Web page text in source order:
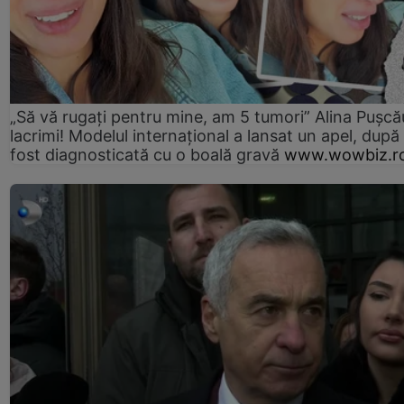
„Să vă rugați pentru mine, am 5 tumori” Alina
lacrimi! Modelul internațional a lansat un apel, după
fost diagnosticată cu o boală gravă